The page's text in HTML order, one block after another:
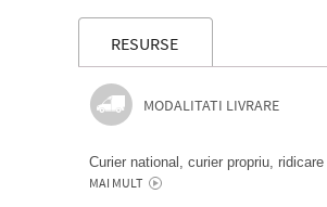
RESURSE
MODALITATI LIVRARE
Curier national, curier propriu,
MAI MULT